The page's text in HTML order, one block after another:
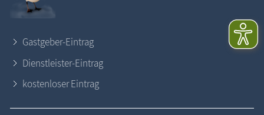
Gastgeber-Eintrag
Dienstleister-Eintrag
kostenloser Eintrag